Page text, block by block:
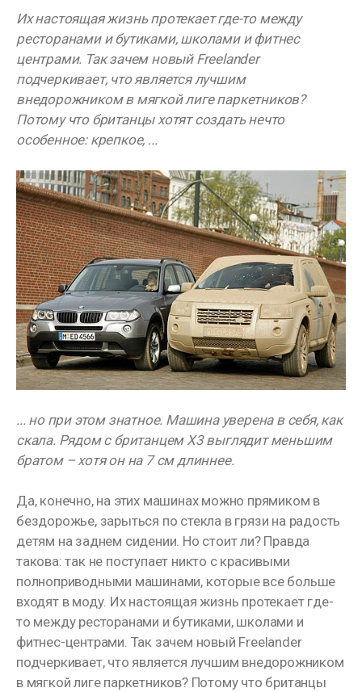
Их настоящая жизнь протекает где-то между
ресторанами и бутиками, школами и фитнес
центрами. Так зачем новый Freelander
подчеркивает, что является лучшим
внедорожником в мягкой лиге паркетников?
Потому что британцы хотят создать нечто
особенное: крепкое, ...
... но при этом знатное. Машина уверена в себя, как
скала. Рядом с британцем X3 выглядит меньшим
братом – хотя он на 7 см длиннее.
Да, конечно, на этих машинах можно прямиком в
бездорожье, зарыться по стекла в грязи на радость
детям на заднем сидении. Но стоит ли? Правда
такова: так не поступает никто с красивыми
полноприводными машинами, которые все больше
входят в моду. Их настоящая жизнь протекает где-
то между ресторанами и бутиками, школами и
фитнес-центрами. Так зачем новый Freelander
подчеркивает, что является лучшим внедорожником
в мягкой лиге паркетников? Потому что британцы